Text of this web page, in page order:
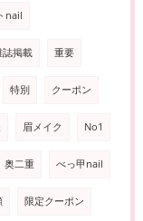
nail
誌掲載 重要
特別 クーポン
眉メイク No1
奥二重 べっ甲nail
限定クーポン